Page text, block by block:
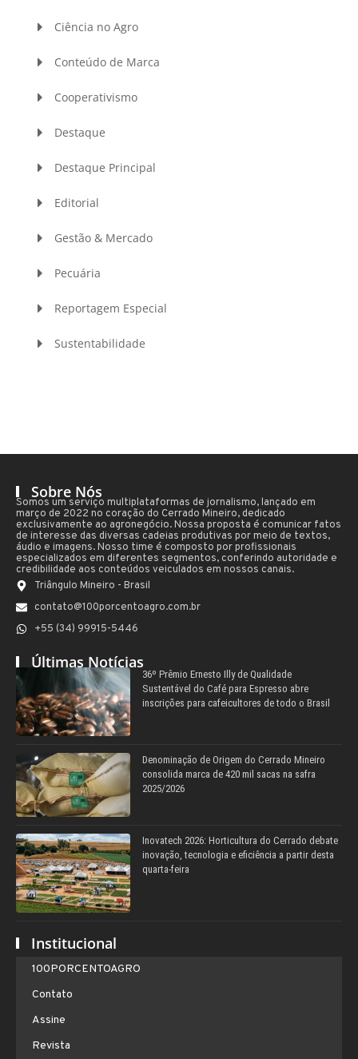
Ciência no Agro
Conteúdo de Marca
Cooperativismo
Destaque
Destaque Principal
Editorial
Gestão & Mercado
Pecuária
Reportagem Especial
Sustentabilidade
Sobre Nós
Somos um serviço multiplataformas de jornalismo, lançado em
março de 2022 no coração do Cerrado Mineiro, dedicado
exclusivamente ao agronegócio. Nossa proposta é comunicar fatos
de interesse das diversas cadeias produtivas por meio de textos,
áudio e imagens. Nosso time é composto por profissionais
especializados em diferentes segmentos, conferindo autoridade e
credibilidade aos conteúdos veiculados em nossos canais.
Triângulo Mineiro - Brasil
contato@100porcentoagro.com.br
+55 (34) 99915-5446
Últimas Notícias
36º Prêmio Ernesto Illy de Qualidade
Sustentável do Café para Espresso abre
inscrições para cafeicultores de todo o Brasil
Denominação de Origem do Cerrado Mineiro
consolida marca de 420 mil sacas na safra
2025/2026
Inovatech 2026: Horticultura do Cerrado debate
inovação, tecnologia e eficiência a partir desta
quarta-feira
Institucional
100PORCENTOAGRO
Contato
Assine
Revista